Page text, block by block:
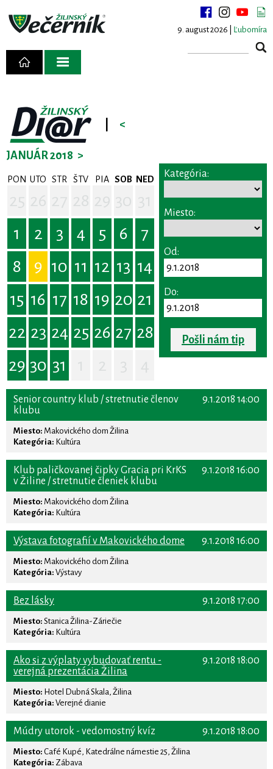
9. august 2026 | Ľubomíra
<
JANUÁR 2018 >
PON UTO STR ŠTV PIA SOB NED
1
2 3 4 5 6
7
8
9 10 11 12 13 14
15 16 17 18 19 20 21
22 23 24 25 26 27 28
29 30 31
Kategória:
Miesto:
Od:
Do:
Pošli nám tip
9.1.2018 14:00
Senior country klub / stretnutie členov
klubu
Miesto: Makovického dom Žilina
Kategória: Kultúra
9.1.2018 16:00
Klub paličkovanej čipky Gracia pri KrKS
v Žiline / stretnutie členiek klubu
Miesto: Makovického dom Žilina
Kategória: Kultúra
9.1.2018 16:00
Výstava fotografií v Makovického dome
Miesto: Makovického dom Žilina
Kategória: Výstavy
9.1.2018 17:00
Bez lásky
Miesto: Stanica Žilina-Záriečie
Kategória: Kultúra
9.1.2018 18:00
Ako si z výplaty vybudovať rentu -
verejná prezentácia Žilina
Miesto: Hotel Dubná Skala, Žilina
Kategória: Verejné dianie
9.1.2018 18:00
Múdry utorok - vedomostný kvíz
Miesto: Café Kupé, Katedrálne námestie 25, Žilina
Kategória: Zábava